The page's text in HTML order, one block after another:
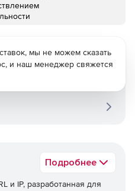
Подробнее
и IP, разработанная для
мы не можем сказать
и наш менеджер свяжется